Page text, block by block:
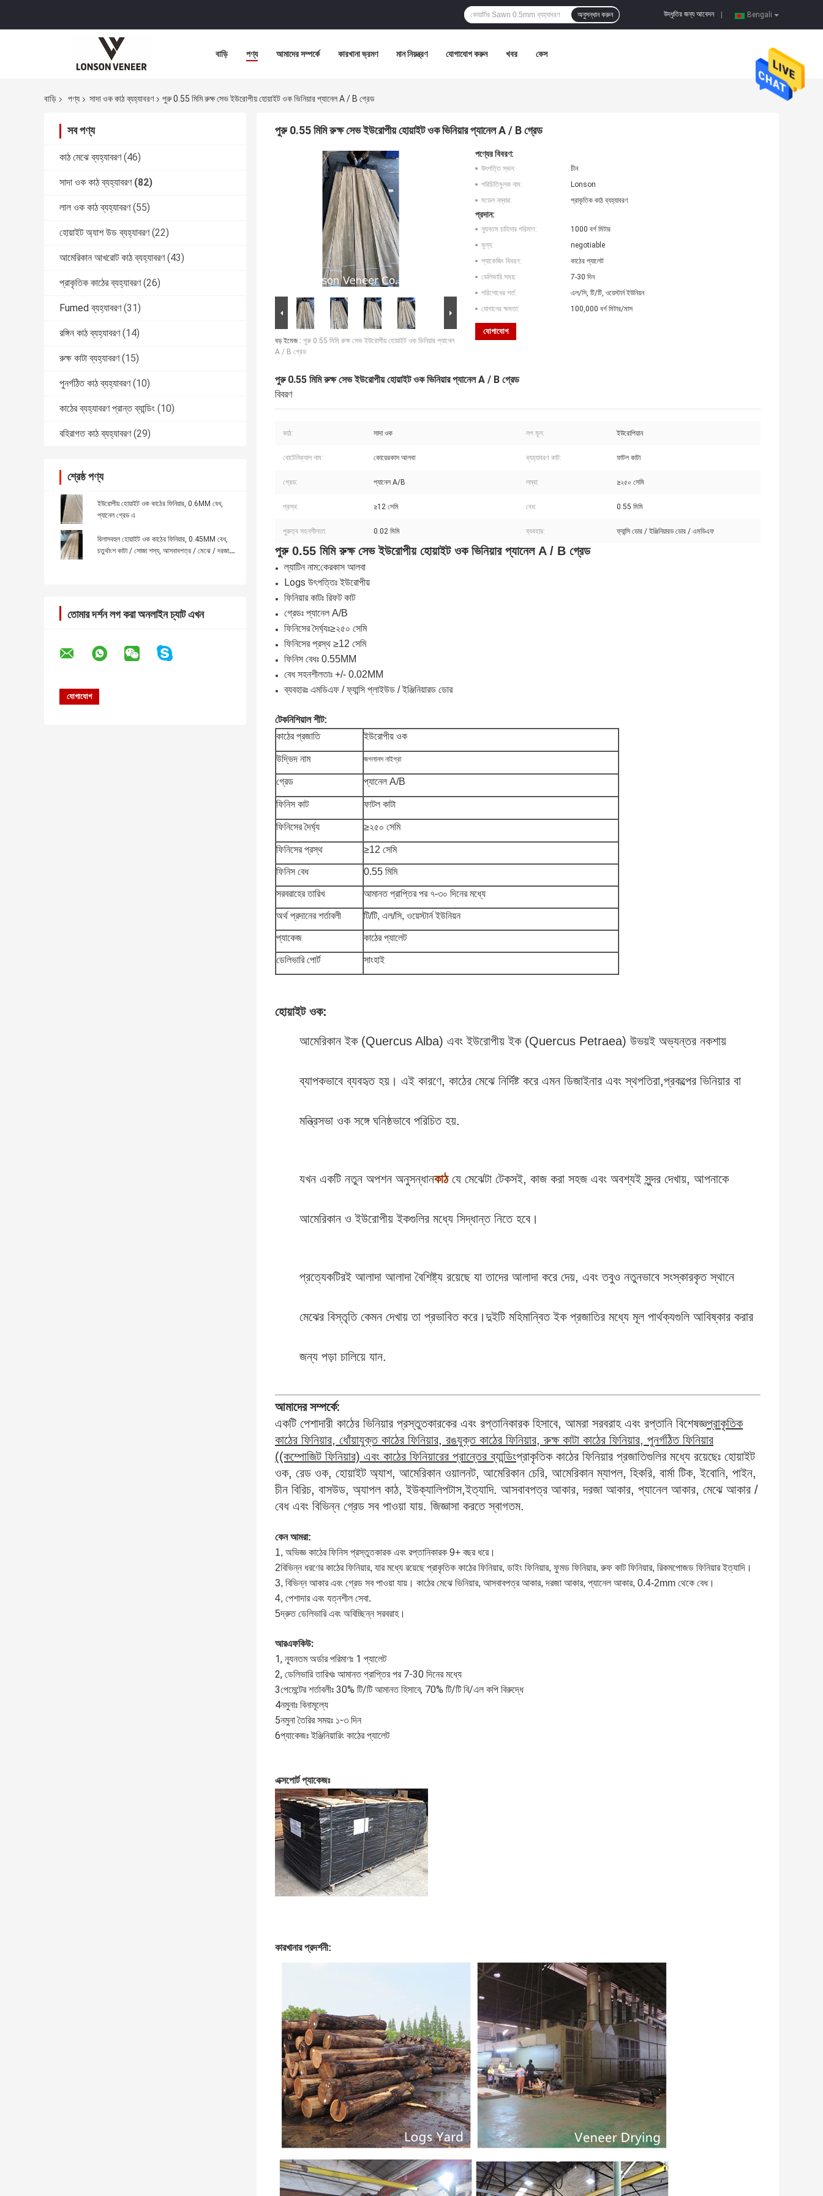
Bengali
উদ্ধৃতির জন্য আবেদন
অনুসন্ধান করুন
বাড়ি পণ্য আমাদের সম্পর্কে কারখানা ভ্রমণ মান নিয়ন্ত্রণ যোগাযোগ করুন খবর কেস
বাড়ি পণ্য সাদা ওক কাঠ ব্যহ্যাবরণ পুরু 0.55 মিমি রুক্ষ সেভ ইউরোপীয় হোয়াইট ওক ভিনিয়ার প্যানেল A / B গ্রেড
সব পণ্য
কাঠ মেঝে ব্যহ্যাবরণ (46)
সাদা ওক কাঠ ব্যহ্যাবরণ (82)
লাল ওক কাঠ ব্যহ্যাবরণ (55)
হোয়াইট অ্যাশ উড ব্যহ্যাবরণ (22)
আমেরিকান আখরোট কাঠ ব্যহ্যাবরণ (43)
প্রাকৃতিক কাঠের ব্যহ্যাবরণ (26)
Fumed ব্যহ্যাবরণ (31)
রঙ্গিন কাঠ ব্যহ্যাবরণ (14)
রুক্ষ কাটা ব্যহ্যাবরণ (15)
পুনর্গঠিত কাঠ ব্যহ্যাবরণ (10)
কাঠের ব্যহ্যাবরণ প্রান্ত ব্যান্ডিং (10)
বহিরাগত কাঠ ব্যহ্যাবরণ (29)
শ্রেষ্ঠ পণ্য
ইউরোপীয় হোয়াইট ওক কাঠের ফিনিয়ার, 0.6MM বেধ,
প্যানেল গ্রেড এ
বিলাসবহুল হোয়াইট ওক কাঠের ফিনিয়ার, 0.45MM বেধ,
চতুর্থাংশ কাটা / সোজা শস্য, আসবাবপত্র / মেঝে / দরজা /
তোমার দর্শন লগ করা অনলাইন চ্যাট এখন
পুরু 0.55 মিমি রুক্ষ সেভ ইউরোপীয় হোয়াইট ওক ভিনিয়ার প্যানেল A / B গ্রেড
বড় ইমেজ : পুরু 0.55 মিমি রুক্ষ সেভ ইউরোপীয় হোয়াইট ওক ভিনিয়ার প্যানেল
A / B গ্রেড
পণ্যের বিবরণ:
উৎপত্তি স্থল:
চীন
পরিচিতিমুলক নাম:
Lonson
মডেল নম্বার:
প্রাকৃতিক কাঠ ব্যহ্যাবরণ
প্রদান:
ন্যূনতম চাহিদার পরিমাণ:
1000 বর্গ মিটার
মূল্য:
negotiable
প্যাকেজিং বিবরণ:
কাঠের প্যালেট
ডেলিভারি সময়:
7-30 দিন
পরিশোধের শর্ত:
এল/সি, টি/টি, ওয়েস্টার্ন ইউনিয়ন
যোগানের ক্ষমতা:
100,000 বর্গ মিটার/মাস
যোগাযোগ
পুরু 0.55 মিমি রুক্ষ সেভ ইউরোপীয় হোয়াইট ওক ভিনিয়ার প্যানেল A / B গ্রেড
বিবরণ
কাঠ: সাদা ওক লগ মূল: ইউরোপিয়ান
বোটেনিক্যাল নাম: কোয়েরকাস আলবা ব্যহ্যাবরণ কাট: ফাটল কাটা
গ্রেড: প্যানেল A/B লম্বা: ≥২৫০ সেমি
প্রস্থ: ≥12 সেমি বেধ: 0.55 মিমি
পুরুত্ব সহনশীলতা: 0.02 মিমি ব্যবহার: ফ্যান্সি ডোর / ইঞ্জিনিয়ারড ডোর / এমডিএফ
পুরু 0.55 মিমি রুক্ষ সেভ ইউরোপীয় হোয়াইট ওক ভিনিয়ার প্যানেল A / B গ্রেড
ল্যাটিন নাম:কেরকাস আলবা
Logs উৎপত্তিঃ ইউরোপীয়
ফিনিয়ার কাটঃ রিফট কাট
গ্রেডঃ প্যানেল A/B
ফিনিসের দৈর্ঘ্যঃ≥২৫০ সেমি
ফিনিসের প্রস্থ ≥12 সেমি
ফিনিস বেধঃ 0.55MM
বেধ সহনশীলতাঃ +/- 0.02MM
ব্যবহারঃ এমডিএফ / ফ্যান্সি প্লাইউড / ইঞ্জিনিয়ারড ডোর
টেকনিশিয়াল শীট:
কাঠের প্রজাতি
ইউরোপীয় ওক
উদ্ভিদ নাম জগলানস নাইগ্রা
গ্রেড প্যানেল A/B
ফিনিস কাট ফাটল কাটা
ফিনিসের দৈর্ঘ্য ≥২৫০ সেমি
ফিনিসের প্রস্থ ≥12 সেমি
ফিনিস বেধ 0.55 মিমি
সরবরাহের তারিখ আমানত প্রাপ্তির পর ৭-৩০ দিনের মধ্যে
অর্থ প্রদানের শর্তাবলী টি/টি, এল/সি, ওয়েস্টার্ন ইউনিয়ন
প্যাকেজ কাঠের প্যালেট
ডেলিভারি পোর্ট সাংহাই
হোয়াইট ওক:
আমেরিকান ইক (Quercus Alba) এবং ইউরোপীয় ইক (Quercus Petraea) উভয়ই অভ্যন্তর নকশায়
ব্যাপকভাবে ব্যবহৃত হয়। এই কারণে, কাঠের মেঝে নির্দিষ্ট করে এমন ডিজাইনার এবং স্থপতিরা,প্রকল্পের ভিনিয়ার বা
মন্ত্রিসভা ওক সঙ্গে ঘনিষ্ঠভাবে পরিচিত হয়.
যখন একটি নতুন অপশন অনুসন্ধানকাঠ যে মেঝেটা টেকসই, কাজ করা সহজ এবং অবশ্যই সুন্দর দেখায়, আপনাকে
আমেরিকান ও ইউরোপীয় ইকগুলির মধ্যে সিদ্ধান্ত নিতে হবে।
প্রত্যেকটিরই আলাদা আলাদা বৈশিষ্ট্য রয়েছে যা তাদের আলাদা করে দেয়, এবং তবুও নতুনভাবে সংস্কারকৃত স্থানে
মেঝের বিস্তৃতি কেমন দেখায় তা প্রভাবিত করে।দুইটি মহিমান্বিত ইক প্রজাতির মধ্যে মূল পার্থক্যগুলি আবিষ্কার করার
জন্য পড়া চালিয়ে যান.
আমাদের সম্পর্কে:
একটি পেশাদারী কাঠের ভিনিয়ার প্রস্তুতকারকের এবং রপ্তানিকারক হিসাবে, আমরা সরবরাহ এবং রপ্তানি বিশেষজ্ঞপ্রাকৃতিক
কাঠের ফিনিয়ার, ধোঁয়াযুক্ত কাঠের ফিনিয়ার, রঙযুক্ত কাঠের ফিনিয়ার, রুক্ষ কাটা কাঠের ফিনিয়ার, পুনর্গঠিত ফিনিয়ার
((কম্পোজিট ফিনিয়ার) এবং কাঠের ফিনিয়ারের প্রান্তের ব্যান্ডিংপ্রাকৃতিক কাঠের ফিনিয়ার প্রজাতিগুলির মধ্যে রয়েছেঃ হোয়াইট
ওক, রেড ওক, হোয়াইট অ্যাশ, আমেরিকান ওয়ালনট, আমেরিকান চেরি, আমেরিকান ম্যাপল, হিকরি, বার্মা টিক, ইবোনি, পাইন,
চীন বিরিচ, বাসউড, অ্যাপল কাঠ, ইউক্যালিপটাস,ইত্যাদি. আসবাবপত্র আকার, দরজা আকার, প্যানেল আকার, মেঝে আকার /
বেধ এবং বিভিন্ন গ্রেড সব পাওয়া যায়. জিজ্ঞাসা করতে স্বাগতম.
কেন আমরা:
1, অভিজ্ঞ কাঠের ফিনিস প্রস্তুতকারক এবং রপ্তানিকারক 9+ বছর ধরে।
2বিভিন্ন ধরণের কাঠের ফিনিয়ার, যার মধ্যে রয়েছে প্রাকৃতিক কাঠের ফিনিয়ার, ডাইং ফিনিয়ার, ফুমড ফিনিয়ার, রুফ কাট ফিনিয়ার, রিকমপোজড ফিনিয়ার ইত্যাদি।
3, বিভিন্ন আকার এবং গ্রেড সব পাওয়া যায়। কাঠের মেঝে ভিনিয়ার, আসবাবপত্র আকার, দরজা আকার, প্যানেল আকার, 0.4-2mm থেকে বেধ।
4, পেশাদার এবং যত্নশীল সেবা.
5দ্রুত ডেলিভারি এবং অবিচ্ছিন্ন সরবরাহ।
আরএফকিউ:
1, ন্যূনতম অর্ডার পরিমাণঃ 1 প্যালেট
2, ডেলিভারি তারিখঃ আমানত প্রাপ্তির পর 7-30 দিনের মধ্যে
3পেমেন্টের শর্তাবলীঃ 30% টি/টি আমানত হিসাবে, 70% টি/টি বি/এল কপি বিরুদ্ধে
4নমুনাঃ বিনামূল্যে
5নমুনা তৈরির সময়ঃ ১-৩ দিন
6প্যাকেজঃ ইঞ্জিনিয়ারিং কাঠের প্যালেট
এক্সপোর্ট প্যাকেজঃ
কারখানার প্রদর্শনী: